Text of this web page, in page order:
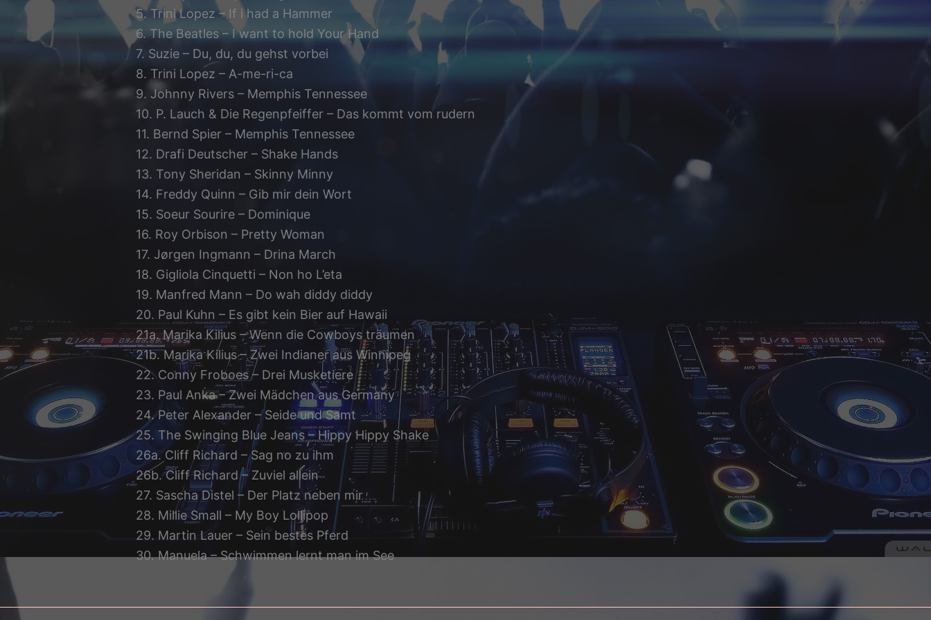
5. Trini Lopez – If i had a Hammer
6. The Beatles – I want to hold Your Hand
7. Suzie – Du, du, du gehst vorbei
8. Trini Lopez – A-me-ri-ca
9. Johnny Rivers – Memphis Tennessee
10. P. Lauch & Die Regenpfeiffer – Das kommt vom rudern
11. Bernd Spier – Memphis Tennessee
12. Drafi Deutscher – Shake Hands
13. Tony Sheridan – Skinny Minny
14. Freddy Quinn – Gib mir dein Wort
15. Soeur Sourire – Dominique
16. Roy Orbison – Pretty Woman
17. Jørgen Ingmann – Drina March
18. Gigliola Cinquetti – Non ho L’eta
19. Manfred Mann – Do wah diddy diddy
20. Paul Kuhn – Es gibt kein Bier auf Hawaii
21a. Marika Kilius – Wenn die Cowboys träumen
21b. Marika Kilius – Zwei Indianer aus Winnipeg
22. Conny Froboes – Drei Musketiere
23. Paul Anka – Zwei Mädchen aus Germany
24. Peter Alexander – Seide und Samt
25. The Swinging Blue Jeans – Hippy Hippy Shake
26a. Cliff Richard – Sag no zu ihm
26b. Cliff Richard – Zuviel allein
27. Sascha Distel – Der Platz neben mir
28. Millie Small – My Boy Lollipop
29. Martin Lauer – Sein bestes Pferd
30. Manuela – Schwimmen lernt man im See